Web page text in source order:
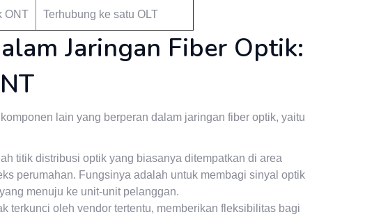
ONT Terhubung ke satu OLT
Jaringan Fiber Optik:
lain yang berperan dalam jaringan fiber optik, yaitu
titik distribusi optik yang biasanya ditempatkan di area
perumahan. Fungsinya adalah untuk membagi sinyal optik
menuju ke unit-unit pelanggan.
terkunci oleh vendor tertentu, memberikan fleksibilitas bagi